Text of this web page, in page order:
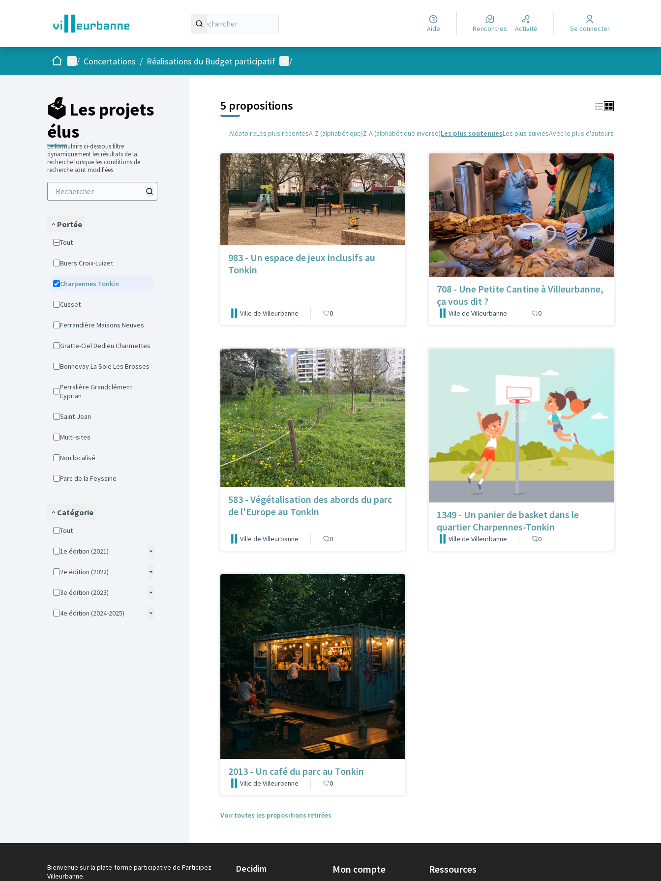
Aide Rencontres Activité Se connecter
AccueilMenu principal
/ Concertations / Réalisations du Budget participatif Menu utilisateur
/
🗳️ Les projets
élus
Le formulaire ci-dessous filtre
dynamiquement les résultats de la
recherche lorsque les conditions de
recherche sont modifiées.
Portée
Tout
Buers Croix-Luizet
Charpennes Tonkin
Cusset
Ferrandière Maisons Neuves
Gratte-Ciel Dedieu Charmettes
Bonnevay La Soie Les Brosses
Perralière Grandclément
Cyprian
Saint-Jean
Multi-sites
Non localisé
Parc de la Feyssine
Catégorie
Tout
1e édition (2021)
2e édition (2022)
3e édition (2023)
4e édition (2024-2025)
5 propositions
AléatoireLes plus récentesA-Z (alphabétique)Z-A (alphabétique inverse)Les plus soutenuesLes plus suiviesAvec le plus d'auteurs
983 - Un espace de jeux inclusifs au
Tonkin
Ville de Villeurbanne 0
708 - Une Petite Cantine à Villeurbanne,
ça vous dit ?
Ville de Villeurbanne 0
583 - Végétalisation des abords du parc
de l'Europe au Tonkin
Ville de Villeurbanne 0
1349 - Un panier de basket dans le
quartier Charpennes-Tonkin
Ville de Villeurbanne 0
2013 - Un café du parc au Tonkin
Ville de Villeurbanne 0
Voir toutes les propositions retirées
Bienvenue sur la plate-forme participative de Participez
Villeurbanne.
Decidim Mon compte Ressources